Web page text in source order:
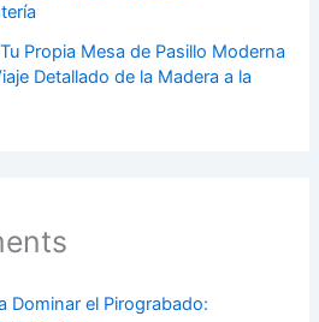
Propia Mesa de Pasillo Moderna
Detallado de la Madera a la
Dominar el Pirograbado: